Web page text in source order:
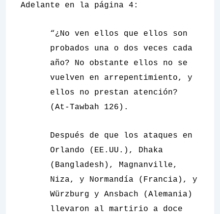
Adelante en la página 4:
“¿No ven ellos que ellos son
probados una o dos veces cada
año? No obstante ellos no se
vuelven en arrepentimiento, y
ellos no prestan atención?
(At-Tawbah 126).
Después de que los ataques en
Orlando (EE.UU.), Dhaka
(Bangladesh), Magnanville,
Niza, y Normandía (Francia), y
Würzburg y Ansbach (Alemania)
llevaron al martirio a doce